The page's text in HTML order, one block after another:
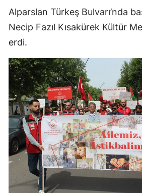
Alparslan Türkeş Bulvarı’nda
Necip Fazıl Kısakürek Kültür
erdi.